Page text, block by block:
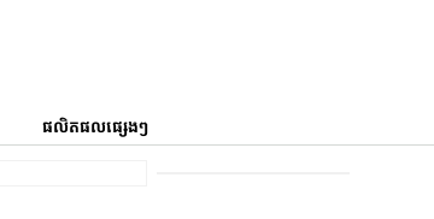
ផលិតផលផ្សេងៗ